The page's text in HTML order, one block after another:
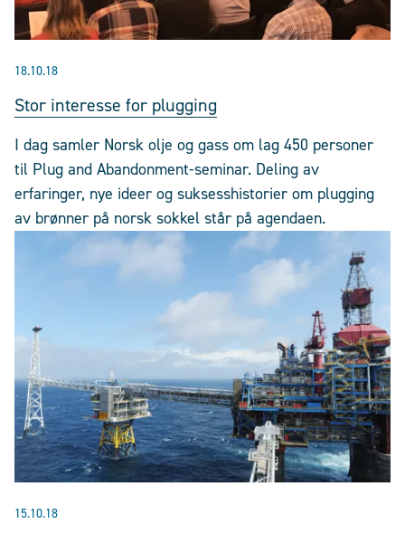
18.10.18
Stor interesse for plugging
I dag samler Norsk olje og gass om lag 450 personer
til Plug and Abandonment-seminar. Deling av
erfaringer, nye ideer og suksesshistorier om plugging
av brønner på norsk sokkel står på agendaen.
15.10.18